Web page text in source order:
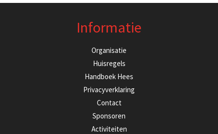
Informatie
Organisatie
Huisregels
Handboek Hees
Privacyverklaring
Contact
Sponsoren
Activiteiten